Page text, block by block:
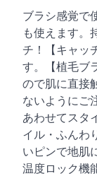
ブラシ感覚で
も使えます。
チ！【キャッ
す。【植毛ブ
ので肌に直接
ないようにご
あわせてスタ
イル・ふんわ
いピンで地肌
温度ロック機